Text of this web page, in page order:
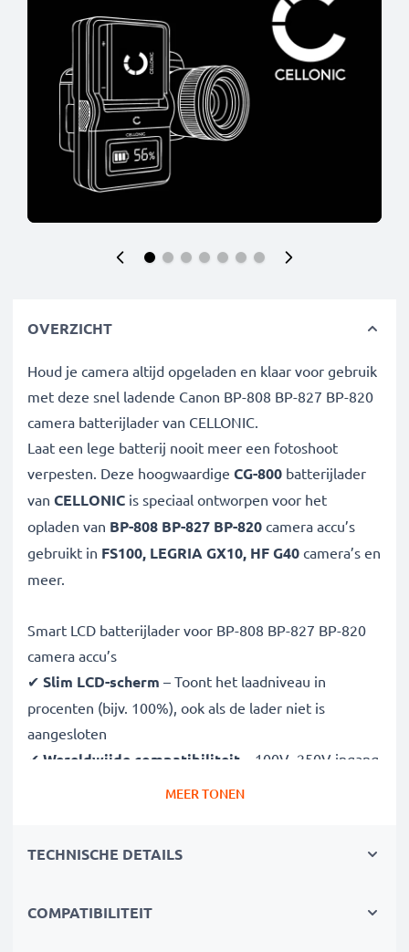
OVERZICHT
Houd je camera altijd opgeladen en klaar voor gebruik
met deze snel ladende Canon BP-808 BP-827 BP-820
camera batterijlader van CELLONIC.
Laat een lege batterij nooit meer een fotoshoot
verpesten. Deze hoogwaardige CG-800 batterijlader
van CELLONIC is speciaal ontworpen voor het
opladen van BP-808 BP-827 BP-820 camera accu’s
gebruikt in FS100, LEGRIA GX10, HF G40 camera’s en
meer.
Smart LCD batterijlader voor BP-808 BP-827 BP-820
camera accu’s
✔ Slim LCD-scherm – Toont het laadniveau in
procenten (bijv. 100%), ook als de lader niet is
aangesloten
✔ Wereldwijde compatibiliteit – 100V–250V ingang
voor wereldwijd gebruik
✔Gecertificeerde veiligheid
oververhitting en kortsluiting
MEER TONEN
TECHNISCHE DETAILS
COMPATIBILITEIT